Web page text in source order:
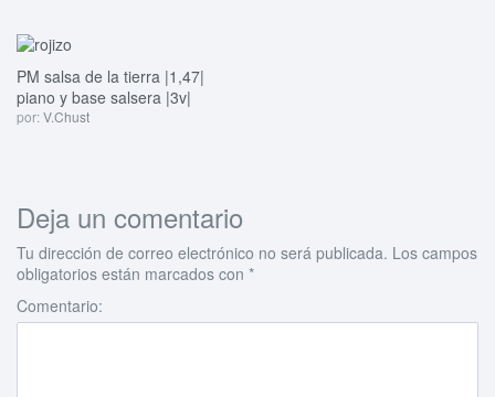
PM salsa de la tierra |1,47|
piano y base salsera |3v|
por:V.Chust
Deja un comentario
Tu dirección de correo electrónico no será publicada. Los campos
obligatorios están marcados con *
Comentario: